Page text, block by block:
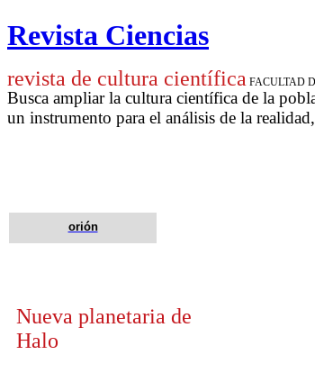
Revista Ciencias
revista de cultura científica FACULTAD
Busca ampliar la cultura científica de la
un instrumento para el análisis de la
orión
Nueva planetaria de
Halo